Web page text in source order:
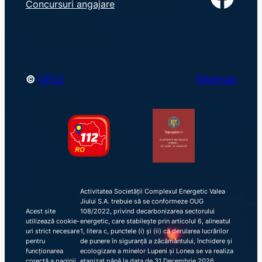
c
Concursuri angajare
© CEVJ Sitemap
Acest site
utilizează cookie-
uri strict necesare
pentru
funcționarea
Activitatea Societății Complexul Energetic Valea
Jiului S.A. trebuie să se conformeze OUG
108/2022, privind decarbonizarea sectorului
energetic, care stabilește prin articolul 6, alineatul
1, litera c, punctele (i) și (ii) că derularea lucrărilor
de punere în siguranță a zăcământului, închidere și
ecologizare a minelor Lupeni și Lonea se va realiza